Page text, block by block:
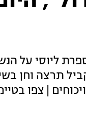
ליוסי על
תרצה וחן
| צפו